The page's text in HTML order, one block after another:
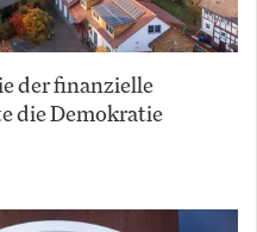
der finanzielle
die Demokratie